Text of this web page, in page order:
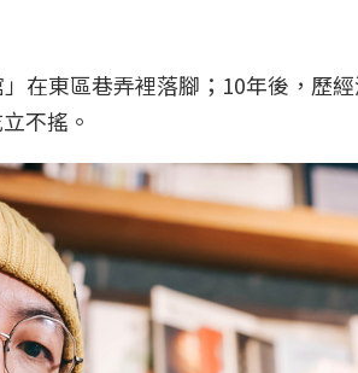
在東區巷弄裡落腳；10年後，歷
不搖。